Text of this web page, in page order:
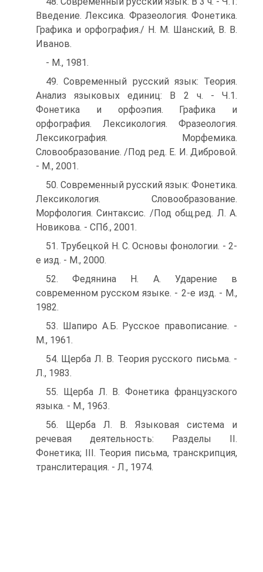
Введение. Лексика. Фразеология. Фонетика.
Графика и орфография./ Н. М. Шанский, В. В.
Иванов.
- М., 1981.
49. Современный русский язык: Теория.
Анализ языковых единиц: В 2 ч. - Ч.1.
Фонетика и орфоэпия. Графика и
орфография. Лексикология. Фразеология.
Лексикография. Морфемика.
Словообразование. /Под ред. Е. И. Дибровой.
- М., 2001.
50. Современный русский язык: Фонетика.
Лексикология. Словообразование.
Морфология. Синтаксис. /Под общ.ред. Л. А.
Новикова. - СПб., 2001.
51. Трубецкой Н. С. Основы фонологии. - 2-
е изд. - М., 2000.
52. Федянина Н. А. Ударение в
современном русском языке. - 2-е изд. - М.,
1982.
53. Шапиро А.Б. Русское правописание. -
М., 1961.
54. Щерба Л. В. Теория русского письма. -
Л., 1983.
55. Щерба Л. В. Фонетика французского
языка. - М., 1963.
56. Щерба Л. В. Языковая система и
речевая деятельность: Разделы II.
Фонетика; III. Теория письма, транскрипция,
транслитерация. - Л., 1974.